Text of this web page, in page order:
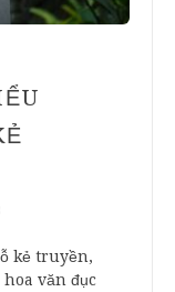
kẻ truyền,
văn đục